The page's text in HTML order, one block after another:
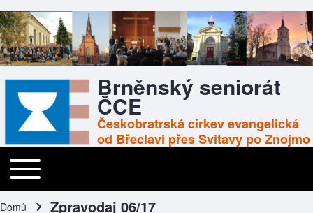
Brněnský seniorát
ČCE
Českobratrská církev evangelická
od Břeclavi přes Svitavy po Znojmo
Main navigation
Toggle main menu
Domů Zpravodaj 06/17